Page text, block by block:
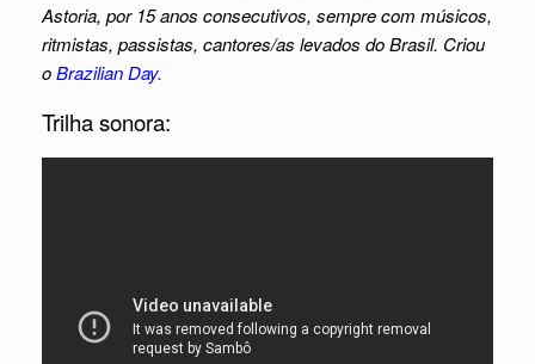
Astoria, por 15 anos consecutivos, sempre com músicos,
ritmistas, passistas, cantores/as levados do Brasil. Criou
oBrazilian Day.
Trilha sonora: